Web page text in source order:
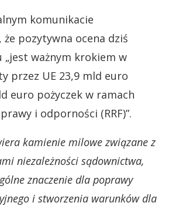
komunikacie
że pozytywna ocena dziś
„jest ważnym krokiem w
przez UE 23,9 mld euro
euro pożyczek w ramach
i odporności (RRF)”.
kamienie milowe związane z
niezależności sądownictwa,
znaczenie dla poprawy
i stworzenia warunków dla